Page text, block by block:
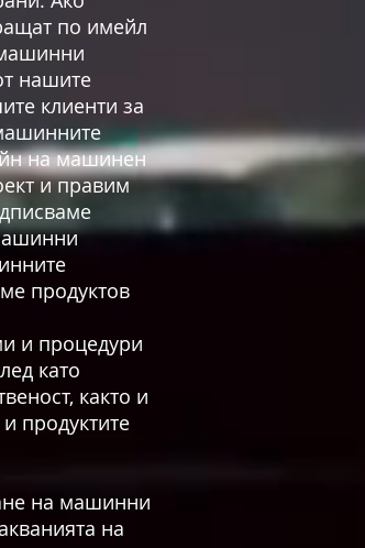
по имейл
нашите
клиенти за
на машинен
и правим
продуктов
и процедури
като
както и
продуктите
на машинни
на